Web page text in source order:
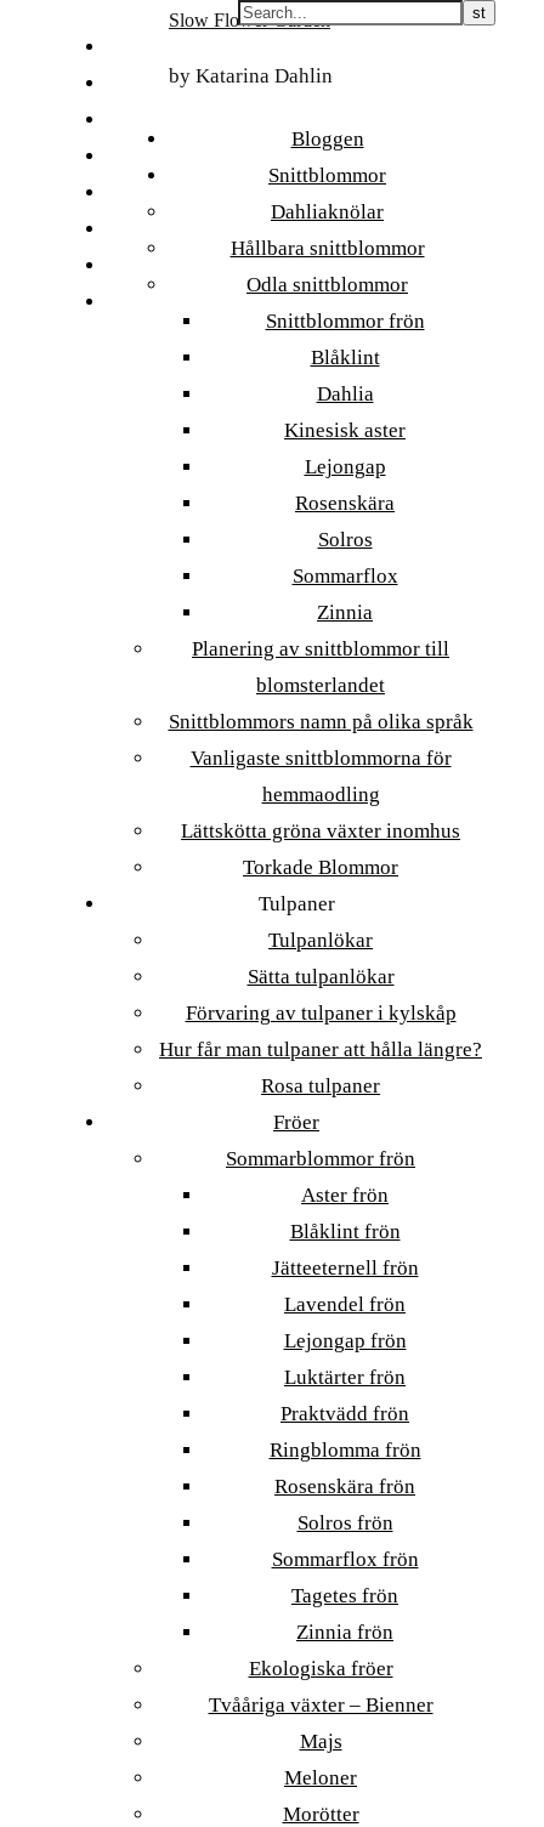
Slow Flower Garden
by Katarina Dahlin
Bloggen
Snittblommor
Dahliaknölar
Hållbara snittblommor
Odla snittblommor
Snittblommor frön
Blåklint
Dahlia
Kinesisk aster
Lejongap
Rosenskära
Solros
Sommarflox
Zinnia
Planering av snittblommor till
blomsterlandet
Snittblommors namn på olika språk
Vanligaste snittblommorna för
hemmaodling
Lättskötta gröna växter inomhus
Torkade Blommor
Tulpaner
Tulpanlökar
Sätta tulpanlökar
Förvaring av tulpaner i kylskåp
Hur får man tulpaner att hålla längre?
Rosa tulpaner
Fröer
Sommarblommor frön
Aster frön
Blåklint frön
Jätteeternell frön
Lavendel frön
Lejongap frön
Luktärter frön
Praktvädd frön
Ringblomma frön
Rosenskära frön
Solros frön
Sommarflox frön
Tagetes frön
Zinnia frön
Ekologiska fröer
Tvååriga växter – Bienner
Majs
Meloner
Morötter